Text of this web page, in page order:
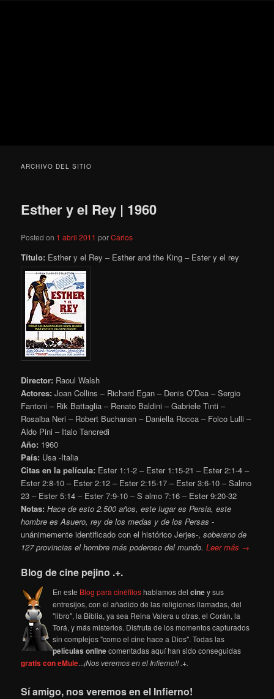
ARCHIVO DEL SITIO
Esther y el Rey | 1960
Posted on 1 abril 2011 porCarlos
Título: Esther y el Rey – Esther and the King – Ester y el rey
Director: Raoul Walsh
Actores: Joan Collins – Richard Egan – Denis O’Dea – Sergio
Fantoni – Rik Battaglia – Renato Baldini – Gabriele Tinti –
Rosalba Neri – Robert Buchanan – Daniella Rocca – Folco Lulli –
Aldo Pini – Italo Tancredi
Año: 1960
País: Usa -Italia
Citas en la película: Ester 1:1-2 – Ester 1:15-21 – Ester 2:1-4 –
Ester 2:8-10 – Ester 2:12 – Ester 2:15-17 – Ester 3:6-10 – Salmo
23 – Ester 5:14 – Ester 7:9-10 – S almo 7:16 – Ester 9:20-32
Notas:Hace de esto 2.500 años, este lugar es Persia, este
hombre es Asuero, rey de los medas y de los Persas-
unánimemente identificado con el histórico Jerjes-,soberano de
127 provincias el hombre más poderoso del mundo.Leer más →
Blog de cine pejino .+.
En este Blog para cinéfiloshablamos delciney sus
entresijos, con el añadido de las religiones llamadas, del
"libro", la Biblia, ya sea Reina Valera u otras, el Corán, la
Torá, y más misterios. Disfruta de los momentos capturados
sin complejos "como el cine hace a Dios". Todas las
películas onlinecomentadas aquí han sido conseguidas
gratis con eMule...¡Nos veremos en el Infierno!! .+.
Sí amigo, nos veremos en el Infierno!